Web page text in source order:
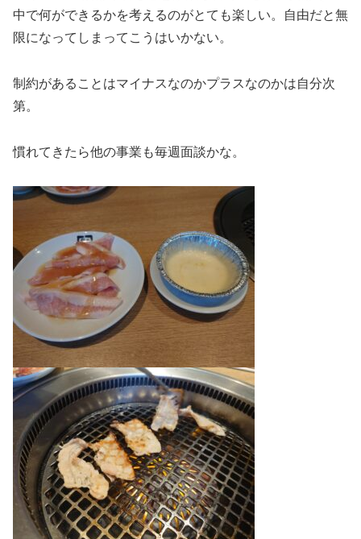
中で何ができるかを考えるのがとても楽しい。自由だと無
限になってしまってこうはいかない。
制約があることはマイナスなのかプラスなのかは自分次
第。
慣れてきたら他の事業も毎週面談かな。